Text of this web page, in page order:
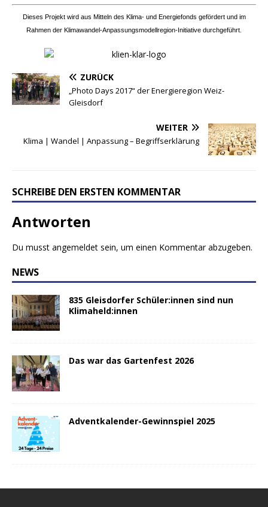
Dieses Projekt wird aus Mitteln des Klima- und Energiefonds gefördert und im
Rahmen der Klimawandel-Anpassungsmodellregion-Initiative durchgeführt.
ZURÜCK
„Photo Days 2017“ der Energieregion Weiz-
Gleisdorf
WEITER
Klima | Wandel | Anpassung – Begriffserklärung
SCHREIBE DEN ERSTEN KOMMENTAR
Antworten
Du musst angemeldet sein, um einen Kommentar abzugeben.
NEWS
835 Gleisdorfer Schüler:innen sind nun
Klimaheld:innen
Das war das Gartenfest 2026
Adventkalender-Gewinnspiel 2025